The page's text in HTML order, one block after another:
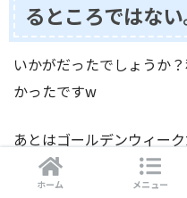
るところではない
いかがだったでしょうか
かったですw
あとはゴールデンウィー
念なポイントでした。
ホーム メニュー